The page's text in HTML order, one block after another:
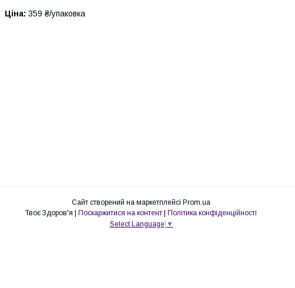
Ціна: 359 ₴/упаковка
Сайт створений на маркетплейсі Prom.ua
Твоє Здоров'я | Поскаржитися на контент | Політика конфіденційності
Select Language ▼